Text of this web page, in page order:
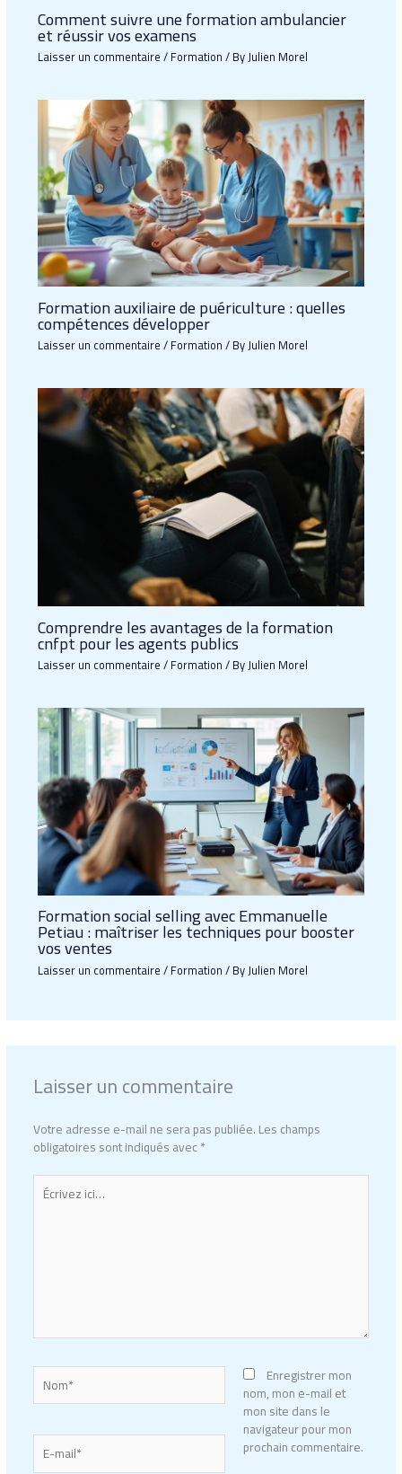
Comment suivre une formation ambulancier
et réussir vos examens
Laisser un commentaire/Formation/ ByJulien Morel
Formation auxiliaire de puériculture : quelles
compétences développer
Laisser un commentaire/Formation/ ByJulien Morel
Comprendre les avantages de la formation
cnfpt pour les agents publics
Laisser un commentaire/Formation/ ByJulien Morel
Formation social selling avec Emmanuelle
Petiau : maîtriser les techniques pour booster
vos ventes
Laisser un commentaire/Formation/ ByJulien Morel
Laisser un commentaire
Votre adresse e-mail ne sera pas publiée.Les champs
obligatoires sont indiqués avec*
Écrivez
ici…
Nom*
E-
mail*
Enregistrer mon
nom, mon e-mail et
mon site dans le
navigateur pour mon
prochain commentaire.